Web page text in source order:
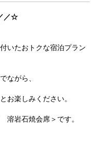
／☆
いたおトクな宿泊プラン
ながら、
お楽しみください。
溶岩石焼会席＞です。